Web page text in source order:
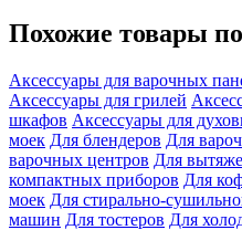
Похожие товары
Аксессуары для варочных
Аксессуары для грилей
шкафов Аксессуары для
моек Для блендеров Для
варочных центров Для
компактных приборов Для
моек Для стирально-
машин Для тостеров Для